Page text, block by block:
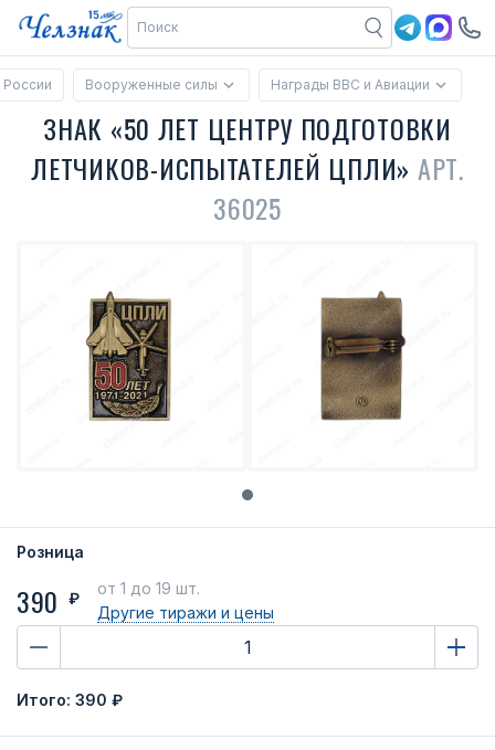
Вооруженные силы Награды ВВС и Авиации
ЗНАК «50 ЛЕТ ЦЕНТРУ ПОДГОТОВКИ
ЛЕТЧИКОВ-ИСПЫТАТЕЛЕЙ ЦПЛИ» АРТ.
36025
Розница
390 ₽
от 1 до 19 шт.
Другие тиражии цены
Итого: 390 ₽